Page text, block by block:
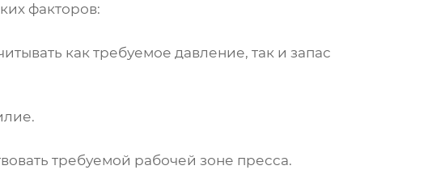
факторов:
как требуемое давление, так и запас
требуемой рабочей зоне пресса.